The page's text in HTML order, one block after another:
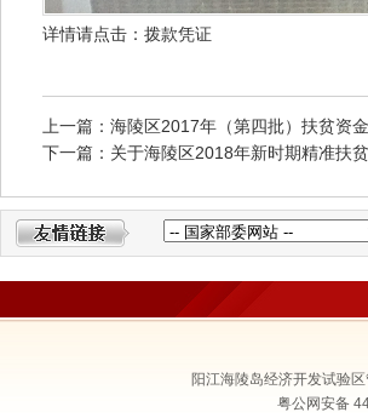
详情请点击： 拨款凭证
上一篇：海陵区2017年（第四批）扶贫资
下一篇：关于海陵区2018年新时期精准扶
阳江海陵岛经济开发试验
粤公网安备